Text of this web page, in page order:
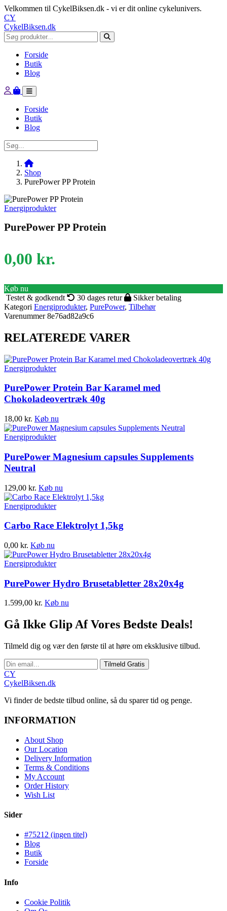
Velkommen til CykelBiksen.dk - vi er dit online cykelunivers.
CY
CykelBiksen.dk
Forside
Butik
Blog
Forside
Butik
Blog
Shop
PurePower PP Protein
Energiprodukter
PurePower PP Protein
0,00 kr.
Køb nu
Testet & godkendt
30 dages retur
Sikker betaling
Kategori Energiprodukter, PurePower, Tilbehør
Varenummer 8e76ad82a9c6
RELATEREDE VARER
Energiprodukter
PurePower Protein Bar Karamel med
Chokoladeovertræk 40g
18,00 kr. Køb nu
Energiprodukter
PurePower Magnesium capsules Supplements
Neutral
129,00 kr. Køb nu
Energiprodukter
Carbo Race Elektrolyt 1,5kg
0,00 kr. Køb nu
Energiprodukter
PurePower Hydro Brusetabletter 28x20x4g
1.599,00 kr. Køb nu
Gå Ikke Glip Af Vores Bedste Deals!
Tilmeld dig og vær den første til at høre om eksklusive tilbud.
Tilmeld Gratis
CY
CykelBiksen.dk
Vi finder de bedste tilbud online, så du sparer tid og penge.
INFORMATION
About Shop
Our Location
Delivery Information
Terms & Conditions
My Account
Order History
Wish List
Sider
#75212 (ingen titel)
Blog
Butik
Forside
Info
Cookie Politik